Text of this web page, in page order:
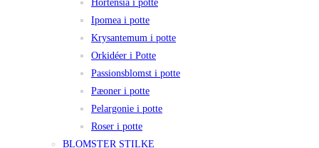
Hortensia i potte
Ipomea i potte
Krysantemum i potte
Orkidéer i Potte
Passionsblomst i potte
Pæoner i potte
Pelargonie i potte
Roser i potte
BLOMSTER STILKE